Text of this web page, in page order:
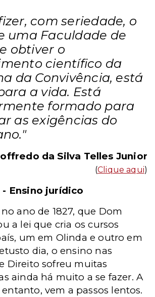
com seriedade, o
uma Faculdade de
obtiver o
científico da
da Convivência, está
a vida. Está
formado para
as exigências do
da Silva Telles Junior
(Clique aqui)
- Ensino jurídico
ano de 1827, que Dom
a lei que cria os cursos
um em Olinda e outro em
dia, o ensino nas
Direito sofreu muitas
ainda há muito a se fazer. A
vem a passos lentos.